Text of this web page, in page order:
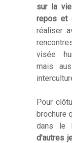
sur la
repos et
réaliser
visée
mais
Pour
brochure
dans le
d'autres